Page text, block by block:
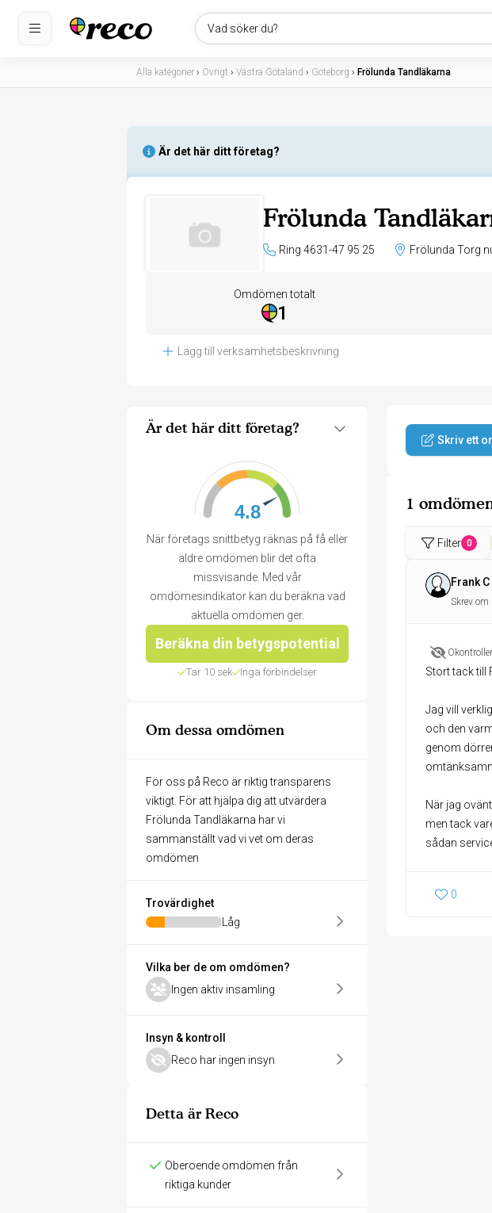
Vad söker du?
Alla kategorier › Övrigt › Västra Götaland › Göteborg › Frölunda Tandläkarna
Är det här ditt företag?
Frölunda
Ring 4631-47 95 25
Omdömen totalt
1
Lägg till verksamhetsbeskrivning
Är det här ditt företag?
4.8
När företags snittbetyg räknas på få eller
äldre omdömen blir det ofta
missvisande. Med vår
omdömesindikator kan du beräkna vad
aktuella omdömen ger.
Beräkna din betygspotential
Tar 10 sek Inga förbindelser
Om dessa omdömen
För oss på Reco är riktig transparens
viktigt. För att hjälpa dig att utvärdera
Frölunda Tandläkarna har vi
sammanställt vad vi vet om deras
omdömen
Trovärdighet
Låg
Vilka ber de om omdömen?
Ingen aktiv insamling
Insyn & kontroll
Reco har ingen insyn
Detta är Reco
Oberoende omdömen från
riktiga kunder
Skriv ett
1
Filter 0
Frank C
Skrev om
Stort tack till
Jag vill
och den
genom
När jag
men tack
sådan
0